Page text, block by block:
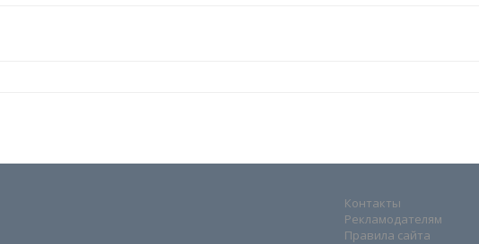
Контакты
Рекламодателям
Правила сайта